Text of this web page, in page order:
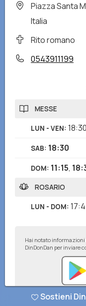
Piazza Santa
Italia
Rito romano
0543911199
MESSE
LUN - VEN: 18:30
SAB: 18:30
DOM: 11:15,
ROSARIO
LUN - DOM:
Hai notato informazioni
DinDonDan per inviare
Sostieni